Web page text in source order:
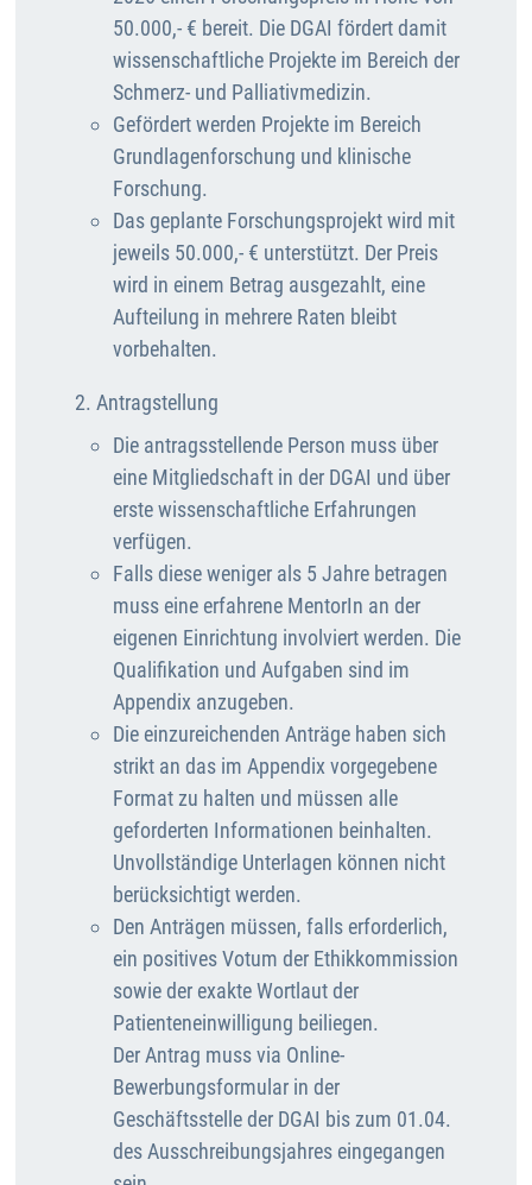
50.000,- € bereit. Die DGAI fördert damit
wissenschaftliche Projekte im Bereich der
Schmerz- und Palliativmedizin.
Gefördert werden Projekte im Bereich
Grundlagenforschung und klinische
Forschung.
Das geplante Forschungsprojekt wird mit
jeweils 50.000,- € unterstützt. Der Preis
wird in einem Betrag ausgezahlt, eine
Aufteilung in mehrere Raten bleibt
vorbehalten.
2. Antragstellung
Die antragsstellende Person muss über
eine Mitgliedschaft in der DGAI und über
erste wissenschaftliche Erfahrungen
verfügen.
Falls diese weniger als 5 Jahre betragen
muss eine erfahrene MentorIn an der
eigenen Einrichtung involviert werden. Die
Qualifikation und Aufgaben sind im
Appendix anzugeben.
Die einzureichenden Anträge haben sich
strikt an das im Appendix vorgegebene
Format zu halten und müssen alle
geforderten Informationen beinhalten.
Unvollständige Unterlagen können nicht
berücksichtigt werden.
Den Anträgen müssen, falls erforderlich,
ein positives Votum der Ethikkommission
sowie der exakte Wortlaut der
Patienteneinwilligung beiliegen.
Der Antrag muss via Online-
Bewerbungsformular in der
Geschäftsstelle der DGAI bis zum 01.04.
des Ausschreibungsjahres eingegangen